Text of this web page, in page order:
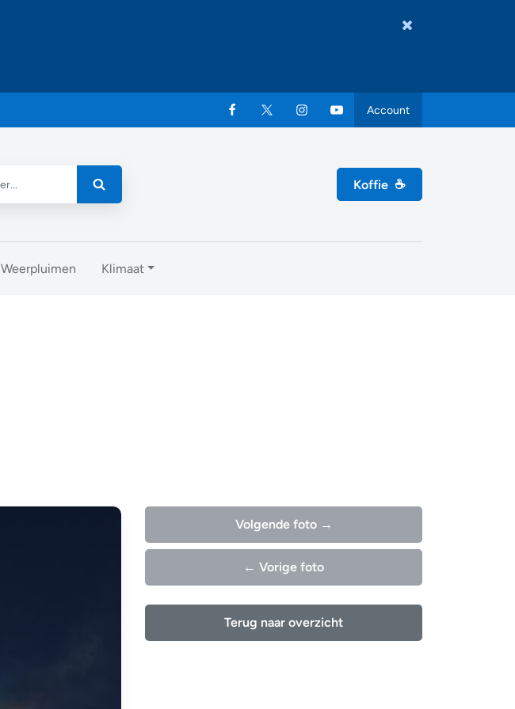
Account
Koffie ☕
Weerpluimen Klimaat
Volgende foto →
← Vorige foto
Terug naar overzicht